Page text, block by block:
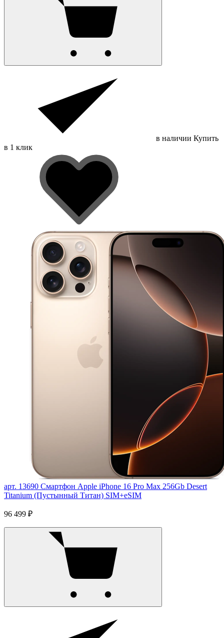
в наличии Купить
в 1 клик
арт. 13690 Смартфон Apple iPhone 16 Pro Max 256Gb Desert
Titanium (Пустынный Титан) SIM+eSIM
96 499 ₽